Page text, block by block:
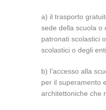
a) il trasporto
sede della scuola o
patronati scolastici
scolastici o degli
b) l’accesso alla
per il superamento
architettoniche che